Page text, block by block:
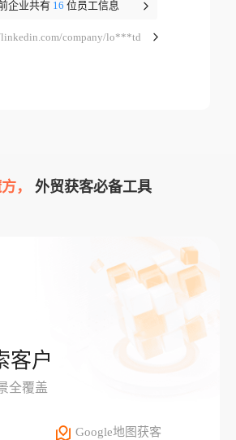
企业共有 16 位员工信息
company/lo***td
， 外贸获客必备工具
客户
全覆盖
Google地图获客